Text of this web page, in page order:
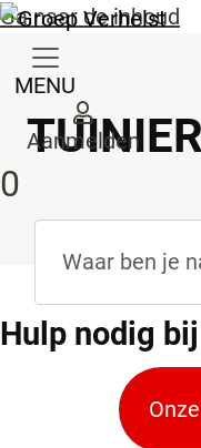
Ga naar de inhoud
MENU
Aanmelden
0
TUINIER
Hulp nodig